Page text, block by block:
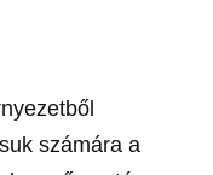
számára a